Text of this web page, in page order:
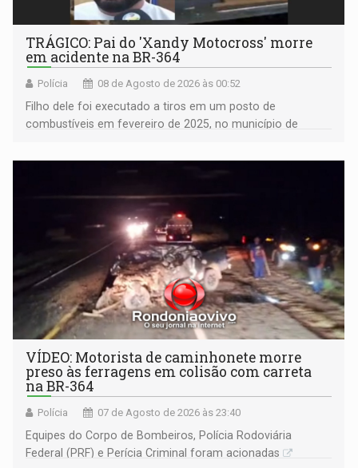
TRÁGICO: Pai do 'Xandy Motocross' morre
em acidente na BR-364
Polícia 08 de Agosto de 2026 às 00:52
Filho dele foi executado a tiros em um posto de
combustíveis em fevereiro de 2025, no município de
VÍDEO: Motorista de caminhonete morre
preso às ferragens em colisão com carreta
na BR-364
Polícia 07 de Agosto de 2026 às 23:40
Equipes do Corpo de Bombeiros, Polícia Rodoviária
Federal (PRF) e Perícia Criminal foram acionadas